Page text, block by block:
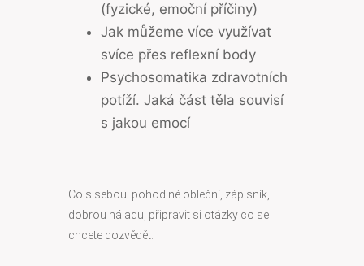
(fyzické, emoční příčiny)
Jak můžeme více využívat
svíce přes reflexní body
Psychosomatika zdravotních
potíží. Jaká část těla souvisí
s jakou emocí
Co s sebou: pohodlné obleční, zápisník,
dobrou náladu, připravit si otázky co se
chcete dozvědět.